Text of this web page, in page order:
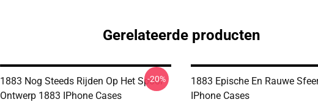
Gerelateerde producten
1883 Nog Steeds Rijden Op Het Spoor
Ontwerp 1883 IPhone Cases
-20%
1883 Epische En Rauwe
IPhone Cases